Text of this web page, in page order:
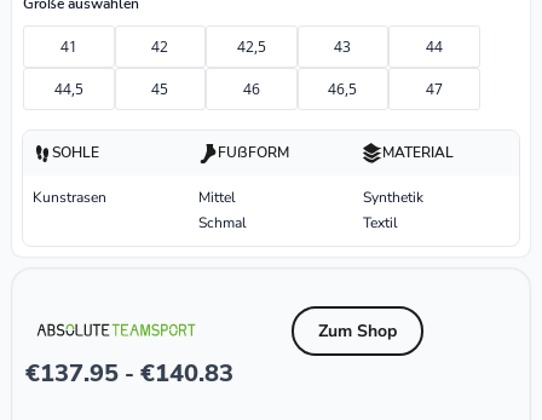
41 42 42,5 43 44
44,5 45 46 46,5 47
SOHLE
Kunstrasen
FUßFORM
Mittel
Schmal
MATERIAL
Synthetik
Textil
€137.95 - €140.83
Zum Shop